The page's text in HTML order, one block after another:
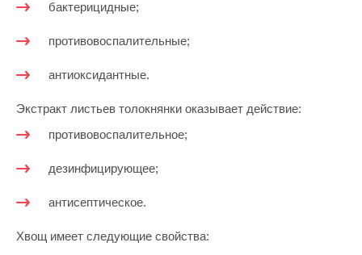
бактерицидные;
противовоспалительные;
антиоксидантные.
Экстракт листьев толокнянки оказывает действие:
противовоспалительное;
дезинфицирующее;
антисептическое.
Хвощ имеет следующие свойства: